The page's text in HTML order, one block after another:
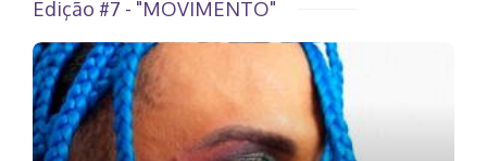
Edição #7 - "MOVIMENTO"